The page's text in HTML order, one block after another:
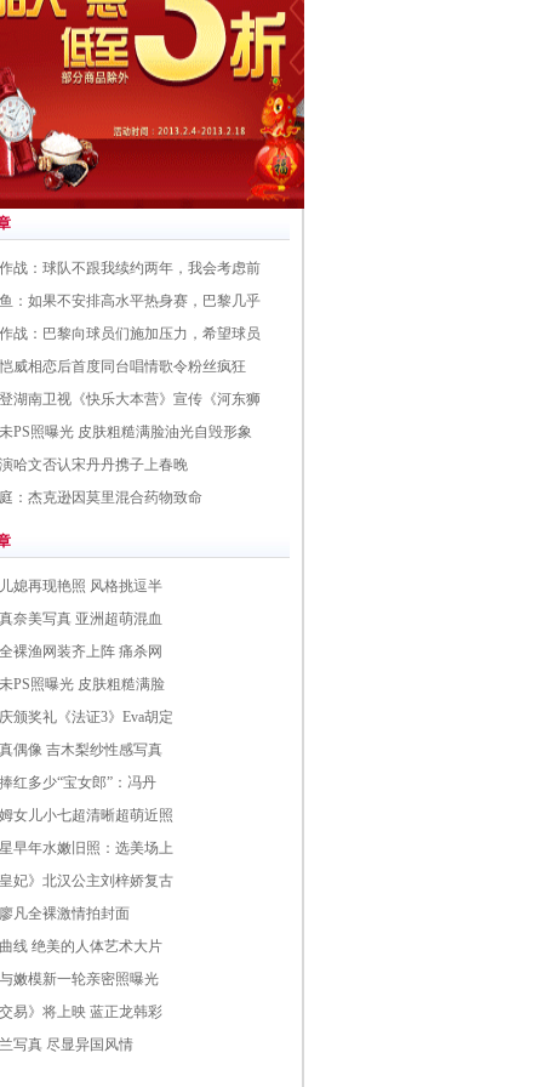
战：球队不跟我续约两年，我会考虑前
：如果不安排高水平热身赛，巴黎几乎
战：巴黎向球员们施加压力，希望球员
威相恋后首度同台唱情歌令粉丝疯狂
湖南卫视《快乐大本营》宣传《河东狮
PS照曝光 皮肤粗糙满脸油光自毁形象
哈文否认宋丹丹携子上春晚
：杰克逊因莫里混合药物致命
媳再现艳照 风格挑逗半
奈美写真 亚洲超萌混血
裸渔网装齐上阵 痛杀网
PS照曝光 皮肤粗糙满脸
颁奖礼《法证3》Eva胡定
偶像 吉木梨纱性感写真
红多少“宝女郎”：冯丹
女儿小七超清晰超萌近照
早年水嫩旧照：选美场上
妃》北汉公主刘梓娇复古
凡全裸激情拍封面
线 绝美的人体艺术大片
嫩模新一轮亲密照曝光
易》将上映 蓝正龙韩彩
写真 尽显异国风情